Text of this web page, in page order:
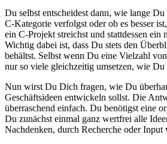
Du selbst entscheidest dann, wie lange
C-Kategorie verfolgst oder ob es besser
ein C-Projekt streichst und stattdessen ein
Wichtig dabei ist, dass Du stets den
behältst. Selbst wenn Du eine Vielzahl
nur so viele gleichzeitig umsetzen, wie
Nun wirst Du Dich fragen, wie Du
Geschäftsideen entwickeln sollst. Die
überraschend einfach. Du benötigst eine
Du zunächst einmal ganz wertfrei alle
Nachdenken, durch Recherche oder Input